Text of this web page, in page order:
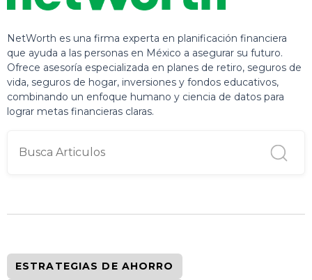
NetWorth es una firma experta en planificación financiera
que ayuda a las personas en México a asegurar su futuro.
Ofrece asesoría especializada en planes de retiro, seguros de
vida, seguros de hogar, inversiones y fondos educativos,
combinando un enfoque humano y ciencia de datos para
lograr metas financieras claras.
ESTRATEGIAS DE AHORRO